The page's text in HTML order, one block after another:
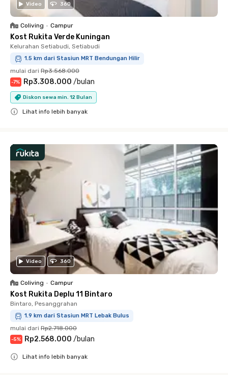
Video 360
Coliving • Campur
Kost Rukita Verde Kuningan
Kelurahan Setiabudi, Setiabudi
1.5 km dari Stasiun MRT Bendungan Hilir
mulai dari Rp3.568.000
-7% Rp3.308.000 /bulan
Diskon sewa min. 12 Bulan
Lihat info lebih banyak
Video 360
Coliving • Campur
Kost Rukita Deplu 11 Bintaro
Bintaro, Pesanggrahan
1.9 km dari Stasiun MRT Lebak Bulus
mulai dari Rp2.718.000
-5% Rp2.568.000 /bulan
Lihat info lebih banyak